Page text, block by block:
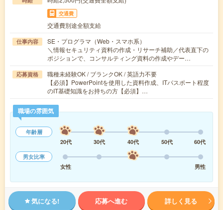
交通費
交通費別途全額支給
仕事内容
SE・プログラマ（Web・スマホ系）
＼情報セキュリティ資料の作成・リサーチ補助／代表直下の
ポジションで、コンサルティング資料の作成やデー…
応募資格
職種未経験OK / ブランクOK / 英語力不要
【必須】PowerPointを使用した資料作成、ITパスポート程度
のIT基礎知識をお持ちの方【必須】…
職場の雰囲気
年齢層
20代
30代 40代 50代
60代
男女比率
女性
男性
気になる! 応募へ進む 詳しく見る